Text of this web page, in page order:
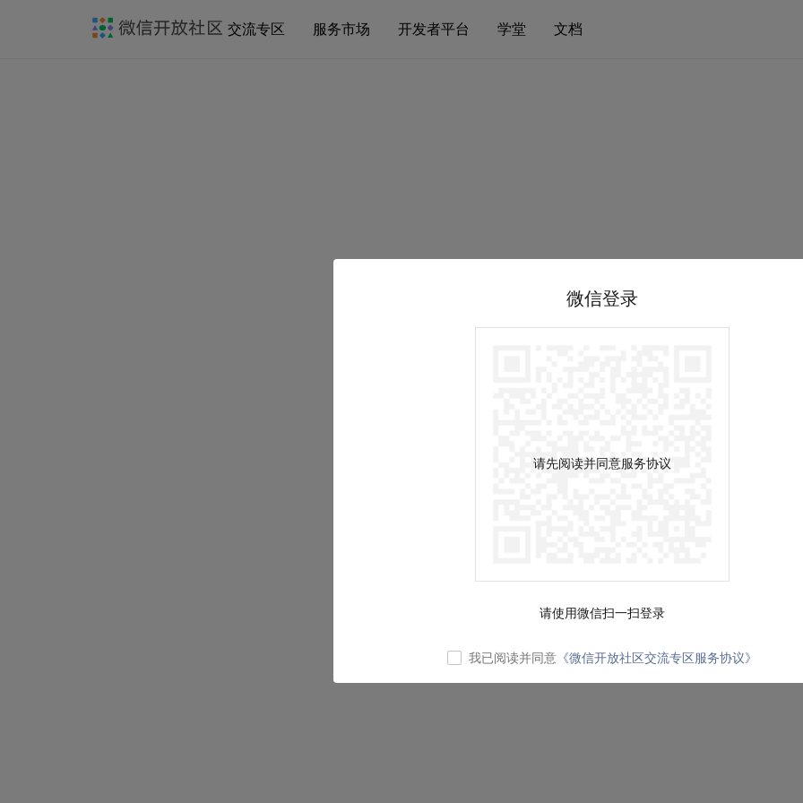
交流专区 服务市场 开发者平台 学堂 文档
微信登录
请先阅读并同意服务协议
请使用微信扫一扫登录
我已阅读并同意 《微信开放社区交流专区服务协议》